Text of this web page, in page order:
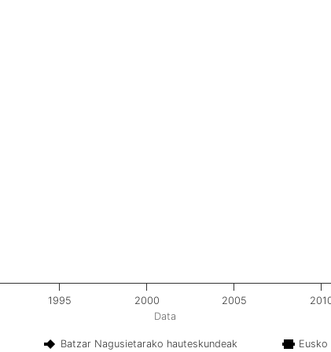
Data
Batzar Nagusietarako hauteskundeak
1995 2000 2005